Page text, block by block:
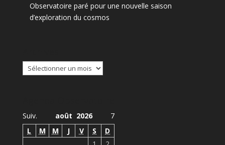
Observatoire paré pour une nouvelle saison
d’exploration du cosmos
Archives
Suiv. 7
août 2026
L
M M J V S
D